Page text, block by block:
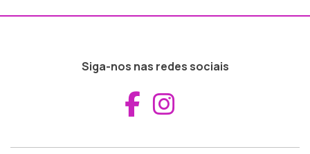
Siga-nos nas redes sociais
Aceder ao